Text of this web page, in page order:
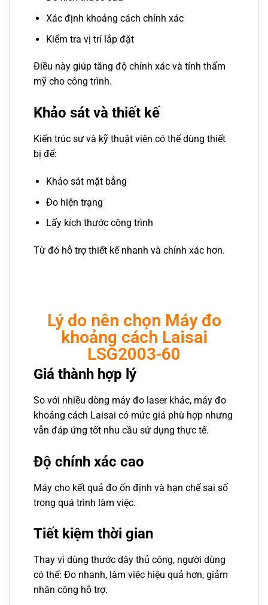
Xác định khoảng cách chính xác
Kiểm tra vị trí lắp đặt
Điều này giúp tăng độ chính xác và tính thẩm
mỹ cho công trình.
Khảo sát và thiết kế
Kiến trúc sư và kỹ thuật viên có thể dùng thiết
bị để:
Khảo sát mặt bằng
Đo hiện trạng
Lấy kích thước công trình
Từ đó hỗ trợ thiết kế nhanh và chính xác hơn.
Lý do nên chọn Máy đo
khoảng cách Laisai
LSG2003-60
Giá thành hợp lý
So với nhiều dòng máy đo laser khác, máy đo
khoảng cách Laisai có mức giá phù hợp nhưng
vẫn đáp ứng tốt nhu cầu sử dụng thực tế.
Độ chính xác cao
Máy cho kết quả đo ổn định và hạn chế sai số
trong quá trình làm việc.
Tiết kiệm thời gian
Thay vì dùng thước dây thủ công, người dùng
có thể: Đo nhanh, làm việc hiệu quả hơn, giảm
nhân công hỗ trợ.